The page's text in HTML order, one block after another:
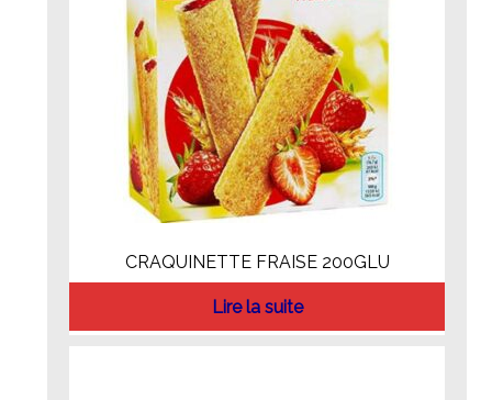
CRAQUINETTE FRAISE 200GLU
Lire la suite